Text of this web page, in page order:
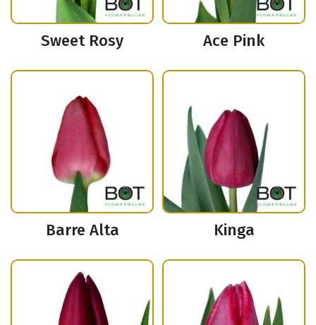
Sweet Rosy Ace Pink
Barre Alta Kinga